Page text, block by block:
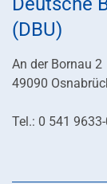
(DBU)
An der Bornau 2
49090
Tel.: 0 541